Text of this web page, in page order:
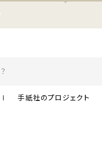
手紙社のプロジェクト